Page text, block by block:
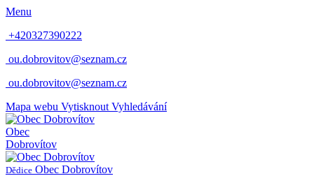
Menu
+420327390222
ou.dobrovitov@seznam.cz
ou.dobrovitov@seznam.cz
Mapa webu Vytisknout Vyhledávání
Obec
Dobrovítov
Dědice Obec Dobrovítov